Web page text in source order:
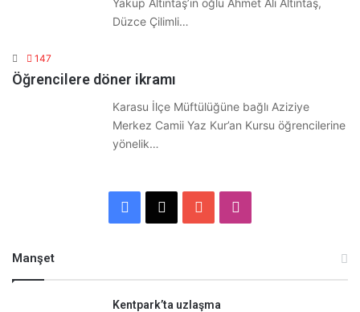
Yakup Altıntaş’ın oğlu Ahmet Ali Altıntaş,
Düzce Çilimli…
147
Öğrencilere döner ikramı
Karasu İlçe Müftülüğüne bağlı Aziziye
Merkez Camii Yaz Kur’an Kursu öğrencilerine
yönelik…
Facebook YouTube
Manşet
Kentpark’ta uzlaşma